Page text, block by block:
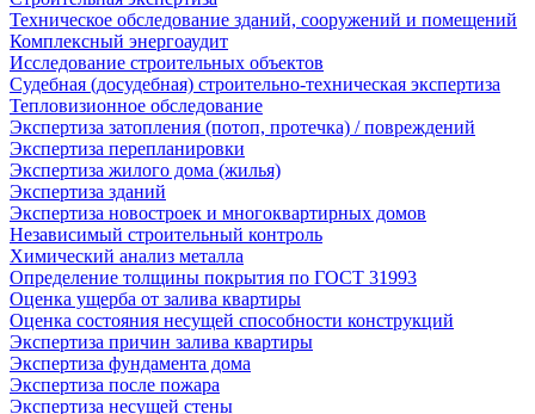
Техническое обследование зданий, сооружений и помещений
Комплексный энергоаудит
Исследование строительных объектов
Судебная (досудебная) строительно-техническая экспертиза
Тепловизионное обследование
Экспертиза затопления (потоп, протечка) / повреждений
Экспертиза перепланировки
Экспертиза жилого дома (жилья)
Экспертиза зданий
Экспертиза новостроек и многоквартирных домов
Независимый строительный контроль
Химический анализ металла
Определение толщины покрытия по ГОСТ 31993
Оценка ущерба от залива квартиры
Оценка состояния несущей способности конструкций
Экспертиза причин залива квартиры
Экспертиза фундамента дома
Экспертиза после пожара
Экспертиза несущей стены